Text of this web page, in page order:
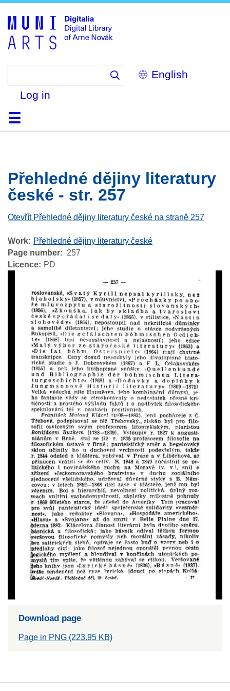
Select
your
Log in
HomeBrowse
Search
About
HelpContactDigitalia
Přehledné dějiny literatury
české - str. 257
Otevřít Přehledné dějiny literatury české na straně 257
Work
Přehledné dějiny literatury české
Page number
257
Licence
PD
Download page
Page in PNG (223.95 KB)